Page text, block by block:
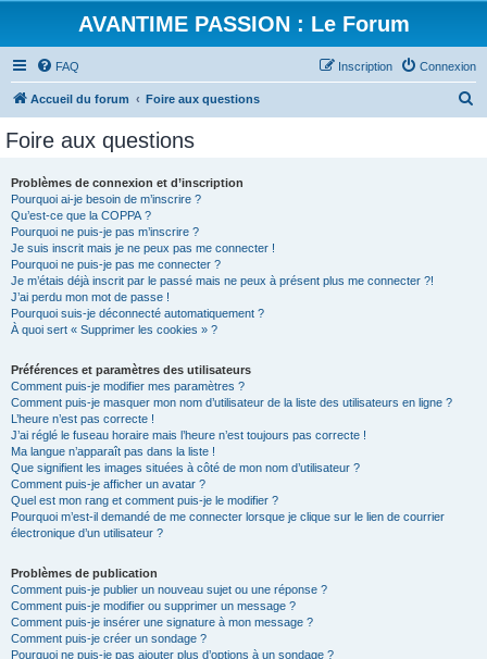
AVANTIME PASSION : Le Forum
FAQ Connexion
Inscription
Accueil du forum Foire aux questions
Foire aux questions
Problèmes de connexion et d’inscription
Pourquoi ai-je besoin de m’inscrire ?
Qu’est-ce que la COPPA ?
Pourquoi ne puis-je pas m’inscrire ?
Je suis inscrit mais je ne peux pas me connecter !
Pourquoi ne puis-je pas me connecter ?
Je m’étais déjà inscrit par le passé mais ne peux à présent plus me connecter ?!
J’ai perdu mon mot de passe !
Pourquoi suis-je déconnecté automatiquement ?
À quoi sert « Supprimer les cookies » ?
Préférences et paramètres des utilisateurs
Comment puis-je modifier mes paramètres ?
Comment puis-je masquer mon nom d’utilisateur de la liste des utilisateurs en ligne ?
L’heure n’est pas correcte !
J’ai réglé le fuseau horaire mais l’heure n’est toujours pas correcte !
Ma langue n’apparaît pas dans la liste !
Que signifient les images situées à côté de mon nom d’utilisateur ?
Comment puis-je afficher un avatar ?
Quel est mon rang et comment puis-je le modifier ?
Pourquoi m’est-il demandé de me connecter lorsque je clique sur le lien de courrier
électronique d’un utilisateur ?
Problèmes de publication
Comment puis-je publier un nouveau sujet ou une réponse ?
Comment puis-je modifier ou supprimer un message ?
Comment puis-je insérer une signature à mon message ?
Comment puis-je créer un sondage ?
Pourquoi ne puis-je pas ajouter plus d’options à un sondage ?